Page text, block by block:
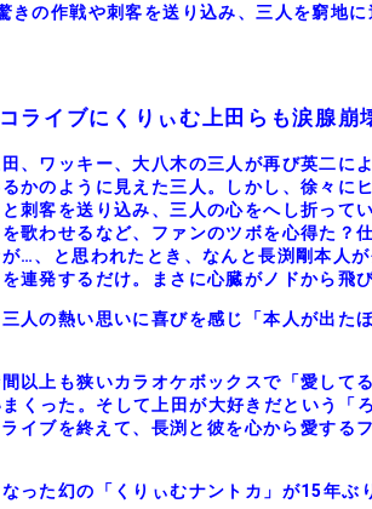
の作戦や刺客を送り込み、三人を窮地
ライブにくりぃむ上田らも涙腺崩
、ワッキー、大八木の三人が再び英二に
かのように見えた三人。しかし、徐々に
刺客を送り込み、三人の心をへし折って
歌わせるなど、ファンのツボを心得た？
…、と思われたとき、なんと長渕剛本人
連発するだけ。まさに心臓がノドから飛
人の熱い思いに喜びを感じ「本人が出た
以上も狭いカラオケボックスで「愛して
くった。そして上田が大好きだという「
イブを終えて、長渕と彼を心から愛する
た幻の「くりぃむナントカ」が15年ぶ